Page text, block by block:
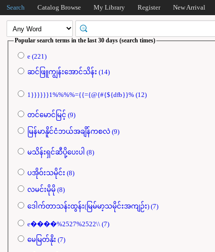
Search Catalog Browse My Library Register New Arrival
Popular search terms in the last 30 days (search times)
e (221)
ဆင်ဖြူကျွန်းအောင်သိန်း (14)
1}}}}}}1%%%%={{={@{#{${dfb}}% (12)
တင်မောင်မြင့် (9)
မြန်မာနိူင်ငံဘယ်အချိန်ကစလဲ (9)
မသိန်းရှင်ဆီပို့ပေးပါ (8)
ပအိုဝ်းသမိုင်း (8)
လမင်းမိုမို (8)
ဒေါက်တာသန်းထွန်း(မြမ်မာ့သမိုင်းအကျဉ်း) (7)
e����%2527%2522\\ (7)
မေမြတ်နိုး (7)